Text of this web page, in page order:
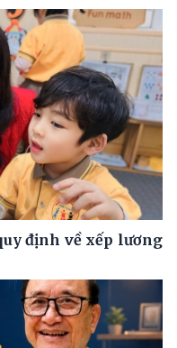
định về xếp lương